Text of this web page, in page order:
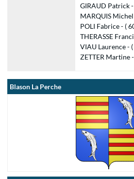
GIRAUD Patrick -
MARQUIS Michel
POLI Fabrice - (
THERASSE
VIAU Laurence - (
ZETTER Martine
Blason La Perche